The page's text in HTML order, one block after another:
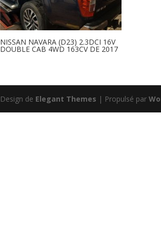
NISSAN NAVARA (D23) 2.3DCI 16V
DOUBLE CAB 4WD 163CV DE 2017
Design de Elegant Themes | Propulsé par